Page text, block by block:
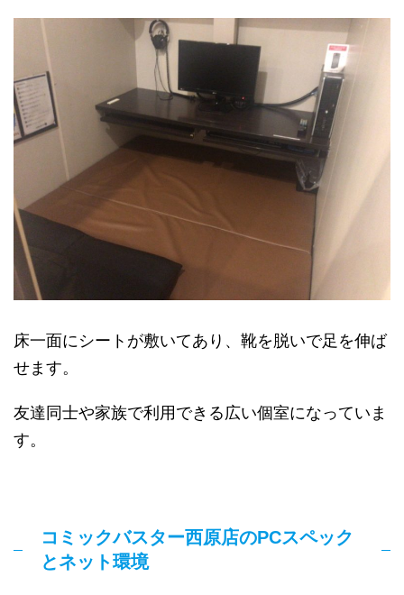
床一面にシートが敷いてあり、靴を脱いで足を伸ば
せます。
友達同士や家族で利用できる広い個室になっていま
す。
コミックバスター西原店のPCスペック
とネット環境